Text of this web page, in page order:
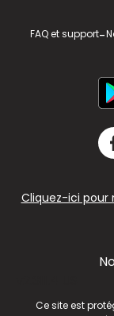
FAQ et support-
Cliquez-ici pour
Ce site est